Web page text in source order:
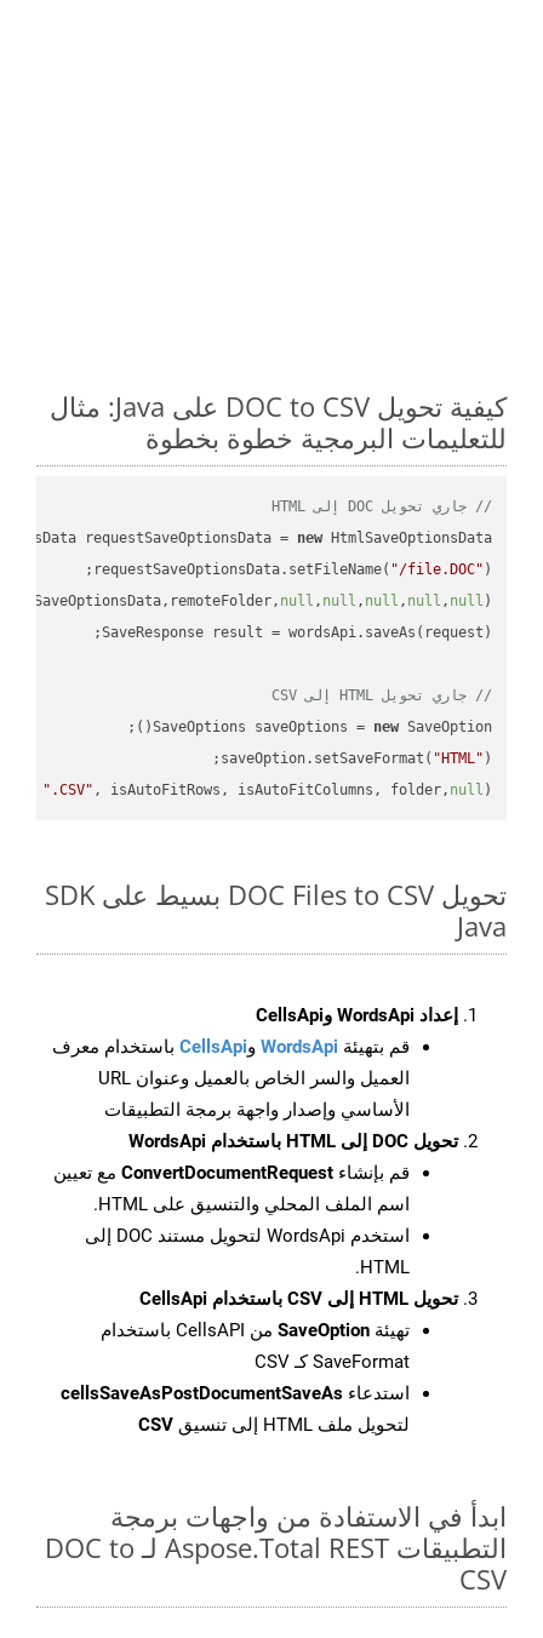
كيفية تحويل DOC to CSV على Java: مثال
للتعليمات البرمجية خطوة بخطوة
// جاري تحويل DOC إلى HTML
requestSaveOptionsData = new
requestSaveOptionsData.setFileName( "/file.DOC"
null , null , null , null , null
// جاري تحويل HTML إلى CSV
SaveOptions saveOptions = new
saveOption.setSaveFormat( "HTML"
".CSV" , isAutoFitRows, isAutoFitColumns, folder, null );
تحويل DOC Files to CSV بسيط على SDK
Java
إعداد WordsApi وCellsApi
قم بتهيئة WordsApi وCellsApi باستخدام معرف
العميل والسر الخاص بالعميل وعنوان URL
الأساسي وإصدار واجهة برمجة التطبيقات
تحويل DOC إلى HTML باستخدام WordsApi
قم بإنشاء ConvertDocumentRequest مع تعيين
اسم الملف المحلي والتنسيق على HTML.
استخدم WordsApi لتحويل مستند DOC إلى
HTML.
تحويل HTML إلى CSV باستخدام CellsApi
تهيئة SaveOption
من CellsAPI باستخدام
SaveFormat كـ CSV
استدعاء cellsSaveAsPostDocumentSaveAs
لتحويل ملف HTML إلى تنسيق
CSV
ابدأ في الاستفادة من واجهات برمجة
التطبيقات Aspose.Total REST لـ DOC to
CSV